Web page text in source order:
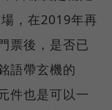
，在2019年再
票後，是否已
語帶玄機的
件也是可以一